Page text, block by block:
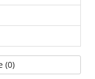
(0)